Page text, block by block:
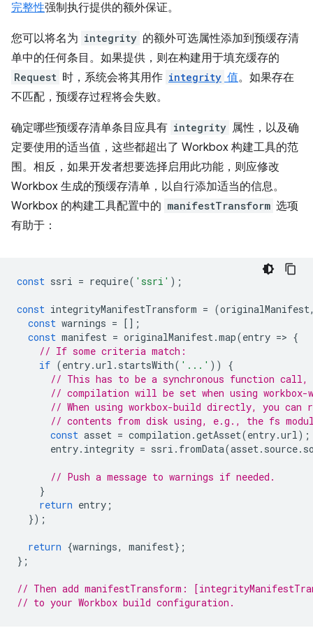
完整性强制执行提供的额外保证。
您可以将名为 integrity 的额外可选属性添加到预缓存清
单中的任何条目。如果提供，则在构建用于填充缓存的
Request 时，系统会将其用作 integrity 值。如果存在
不匹配，预缓存过程将会失败。
确定哪些预缓存清单条目应具有 integrity 属性，以及确
定要使用的适当值，这些都超出了 Workbox 构建工具的范
围。相反，如果开发者想要选择启用此功能，则应修改
Workbox 生成的预缓存清单，以自行添加适当的信息。
Workbox 的构建工具配置中的 manifestTransform 选项
有助于：
const ssri = require( 'ssri' );
const integrityManifestTransform = (originalManifest
const warnings = [];
const manifest = originalManifest.map(entry => {
// If some criteria match:
if (entry.url . startsWith( '...' ))
{
// This has to be a synchronous function call,
// compilation will be set when using workbox-
// When using workbox-build directly, you
// contents from disk using, e.g., the fs
const asset = compilation .getAsset(entry.url);
entry. integrity = ssri . fromData(asset. source.
// Push a message to warnings if needed.
}
return entry ;
});
return {warnings, manifest};
};
// Then add manifestTransform:
// to your Workbox build configuration.